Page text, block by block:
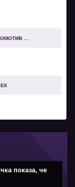
показа, че